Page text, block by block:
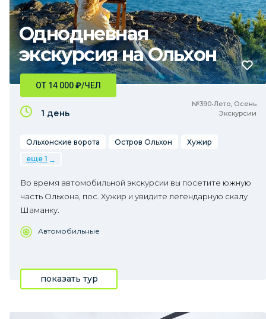
Однодневная
экскурсия на Ольхон
№390•Лето, Осень
Экскурсии
ОТ 14 000₽/ЧЕЛ
1 день
Ольхонские ворота Остров Ольхон
Хужир
еще 1
Во время автомобильной экскурсии вы посетите южную
часть Ольхона, пос. Хужир и увидите легендарную скалу
Шаманку.
Автомобильные
показать тур